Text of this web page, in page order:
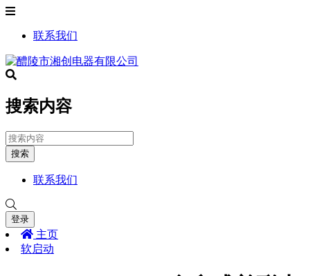
联系我们
搜索内容
搜索
联系我们
登录
主页
软启动